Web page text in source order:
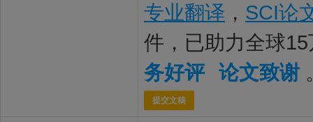
专业翻译 ， SCI论
件，已助力全球
务好评
论文致谢
提交文稿